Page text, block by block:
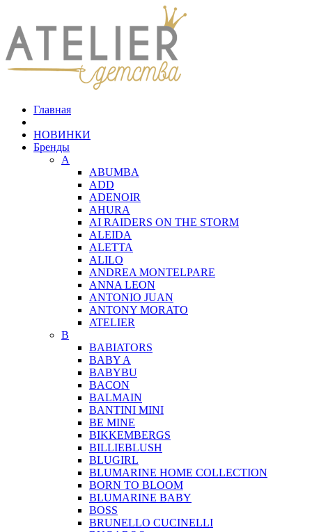
Главная
НОВИНКИ
Бренды
A
ABUMBA
ADD
ADENOIR
AHURA
AI RAIDERS ON THE STORM
ALEIDA
ALETTA
ALILO
ANDREA MONTELPARE
ANNA LEON
ANTONIO JUAN
ANTONY MORATO
ATELIER
B
BABIATORS
BABY A
BABYBU
BACON
BALMAIN
BANTINI MINI
BE MINE
BIKKEMBERGS
BILLIEBLUSH
BLUGIRL
BLUMARINE HOME COLLECTION
BORN TO BLOOM
BLUMARINE BABY
BOSS
BRUNELLO CUCINELLI